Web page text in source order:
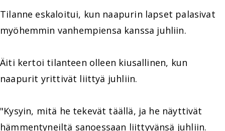
Tilanne eskaloitui, kun naapurin lapset palasivat
myöhemmin vanhempiensa kanssa juhliin.
Äiti kertoi tilanteen olleen kiusallinen, kun
naapurit yrittivät liittyä juhliin.
"Kysyin, mitä he tekevät täällä, ja he näyttivät
hämmentyneiltä sanoessaan liittyvänsä juhliin.